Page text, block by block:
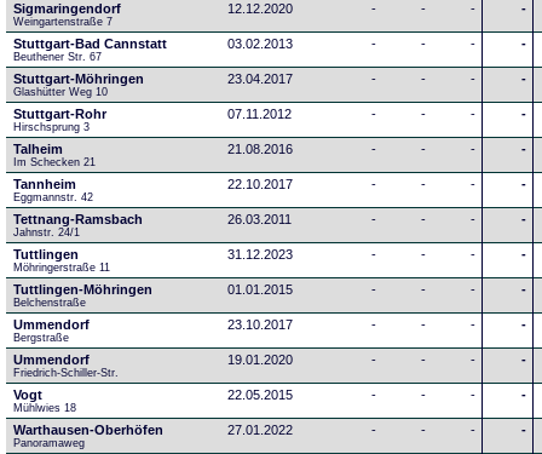
Sigmaringendorf
Weingartenstraße 7
12.12.2020 - - - -
Stuttgart-Bad Cannstatt
Beuthener Str. 67
03.02.2013 - - - -
Stuttgart-Möhringen
Glashütter Weg 10
23.04.2017 - - - -
Stuttgart-Rohr
Hirschsprung 3
07.11.2012 - - - -
Talheim
Im Schecken 21
21.08.2016 - - - -
Tannheim
Eggmannstr. 42
22.10.2017 - - - -
Tettnang-Ramsbach
Jahnstr. 24/1
26.03.2011 - - - -
Tuttlingen
Möhringerstraße 11
31.12.2023 - - - -
Tuttlingen-Möhringen
Belchenstraße
01.01.2015 - - - -
Ummendorf
Bergstraße
23.10.2017 - - - -
Ummendorf
Friedrich-Schiller-Str.
19.01.2020 - - - -
Vogt
Mühlwies 18
22.05.2015 - - - -
Warthausen-Oberhöfen
Panoramaweg
27.01.2022 - - - -